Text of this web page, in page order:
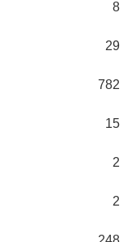
8
29
782
15
2
2